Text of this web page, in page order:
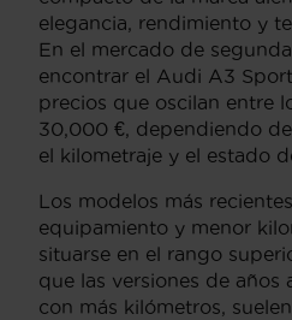
elegancia, rendimiento y
En el mercado de
encontrar el Audi A3
precios que oscilan entre
30,000 €, dependiendo
el kilometraje y el estado
Los modelos más
equipamiento y menor
situarse en el rango
que las versiones de años
con más kilómetros,